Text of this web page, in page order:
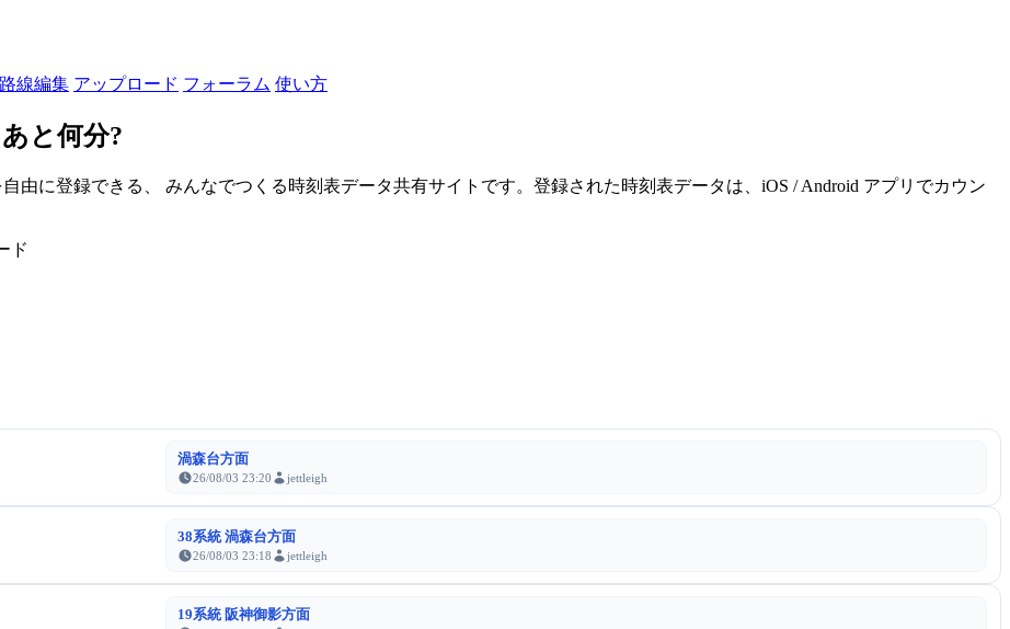
路線編集 アップロード フォーラム 使い方
と何分?
由に登録できる、 みんなでつくる時刻表データ共有サイトです。登録された時刻表データは、iOS / Android アプリでカウン
ド
渦森台方面
26/08/03 23:20 jettleigh
38系統 渦森台方面
26/08/03 23:18 jettleigh
19系統 阪神御影方面